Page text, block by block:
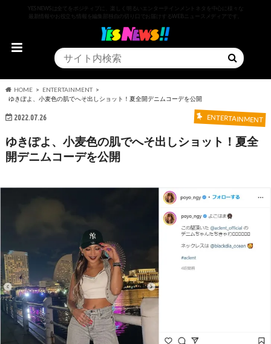
YESNEWSは全てをポジティブに、楽しく明るいエンターテインメントネタを中心に様々な
最新情報やお役立ち情報を編集部独自の切り口でお届けするWEBニュースメディアです。
HOME
ENTERTAINMENT
ゆきぽよ、小麦色の肌でへそ出しショット！夏全開デニムコーデを公開
2022.07.26 ENTERTAINMENT
ゆきぽよ、小麦色の肌でへそ出しショット！夏全
開デニムコーデを公開